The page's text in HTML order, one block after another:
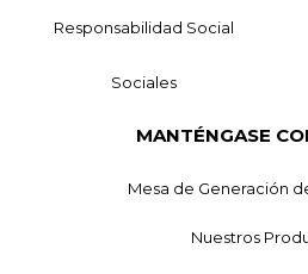
Responsabilidad Social
Sociales
MANTÉNGASE
Mesa de Generación
Nuestros